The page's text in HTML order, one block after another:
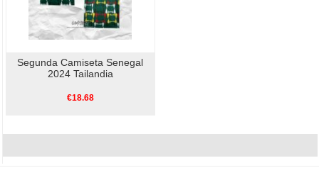
Segunda Camiseta Senegal
2024 Tailandia
€18.68